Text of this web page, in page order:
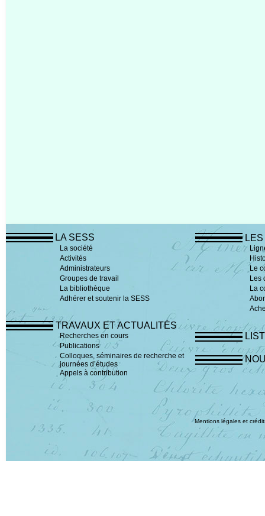
LA SESS
TRAVAUX ET ACTUALITÉS
La société
Mentions légales et
Activités
Administrateurs
Groupes de travail
La bibliothèque
Le
Les
La
Adhérer et soutenir la SESS
Recherches en cours
Publications
Colloques, séminaires de recherche et
journées d’études
Appels à contribution